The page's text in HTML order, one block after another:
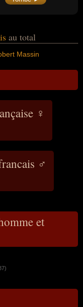
domaine de
au total
Massin
♀
♂
et